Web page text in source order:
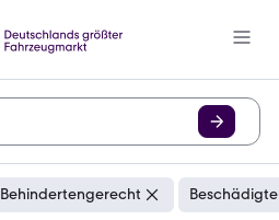
Behindertengerecht